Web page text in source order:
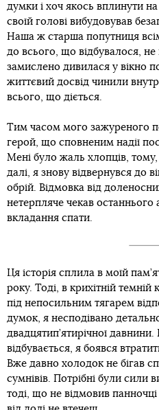
думки і хоч якось вплинути
своїй голові вибудовував
Наша ж старша попутниця
до всього, що відбувалося,
замислено дивилася у вікно
життєвий досвід чинили
всього, що діється.
Тим часом мого зажуреного
герой, що сповненим надії
Мені було жаль хлопців,
далі, я знову відвернувся до
обрій. Відмовка від
нетерпляче чекав останнього
вкладання спати.
Ця історія сплила в моїй
року. Тоді, в крихітній
під непосильним тягарем
думок, я несподівано
двадцятип’ятирічної
відбувається, я боявся
Вже давно холодок не бігав
сумнівів. Потрібні були сили
тоді, що не відмовив